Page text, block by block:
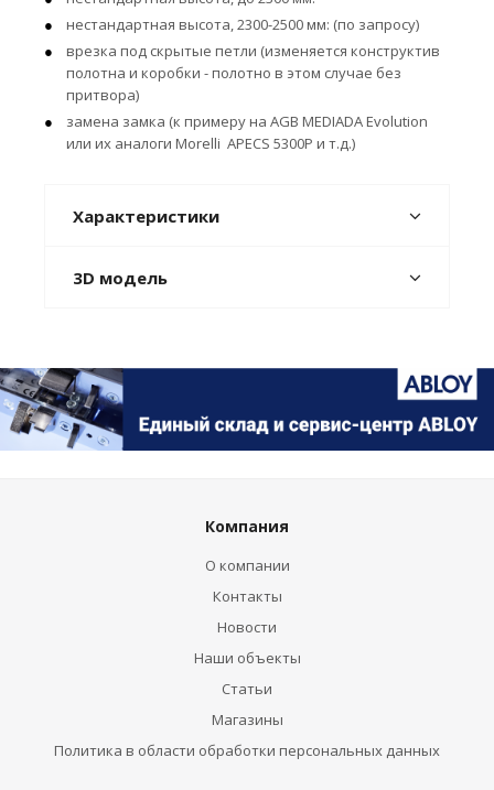
нестандартная высота, 2300-2500 мм: (по запросу)
врезка под скрытые петли (изменяется конструктив
полотна и коробки - полотно в этом случае без
притвора)
замена замка (к примеру на AGB MEDIADA Evolution
или их аналоги Morelli APECS 5300P и т.д.)
Характеристики
3D модель
Компания
О компании
Контакты
Новости
Наши объекты
Статьи
Магазины
Политика в области обработки персональных данных